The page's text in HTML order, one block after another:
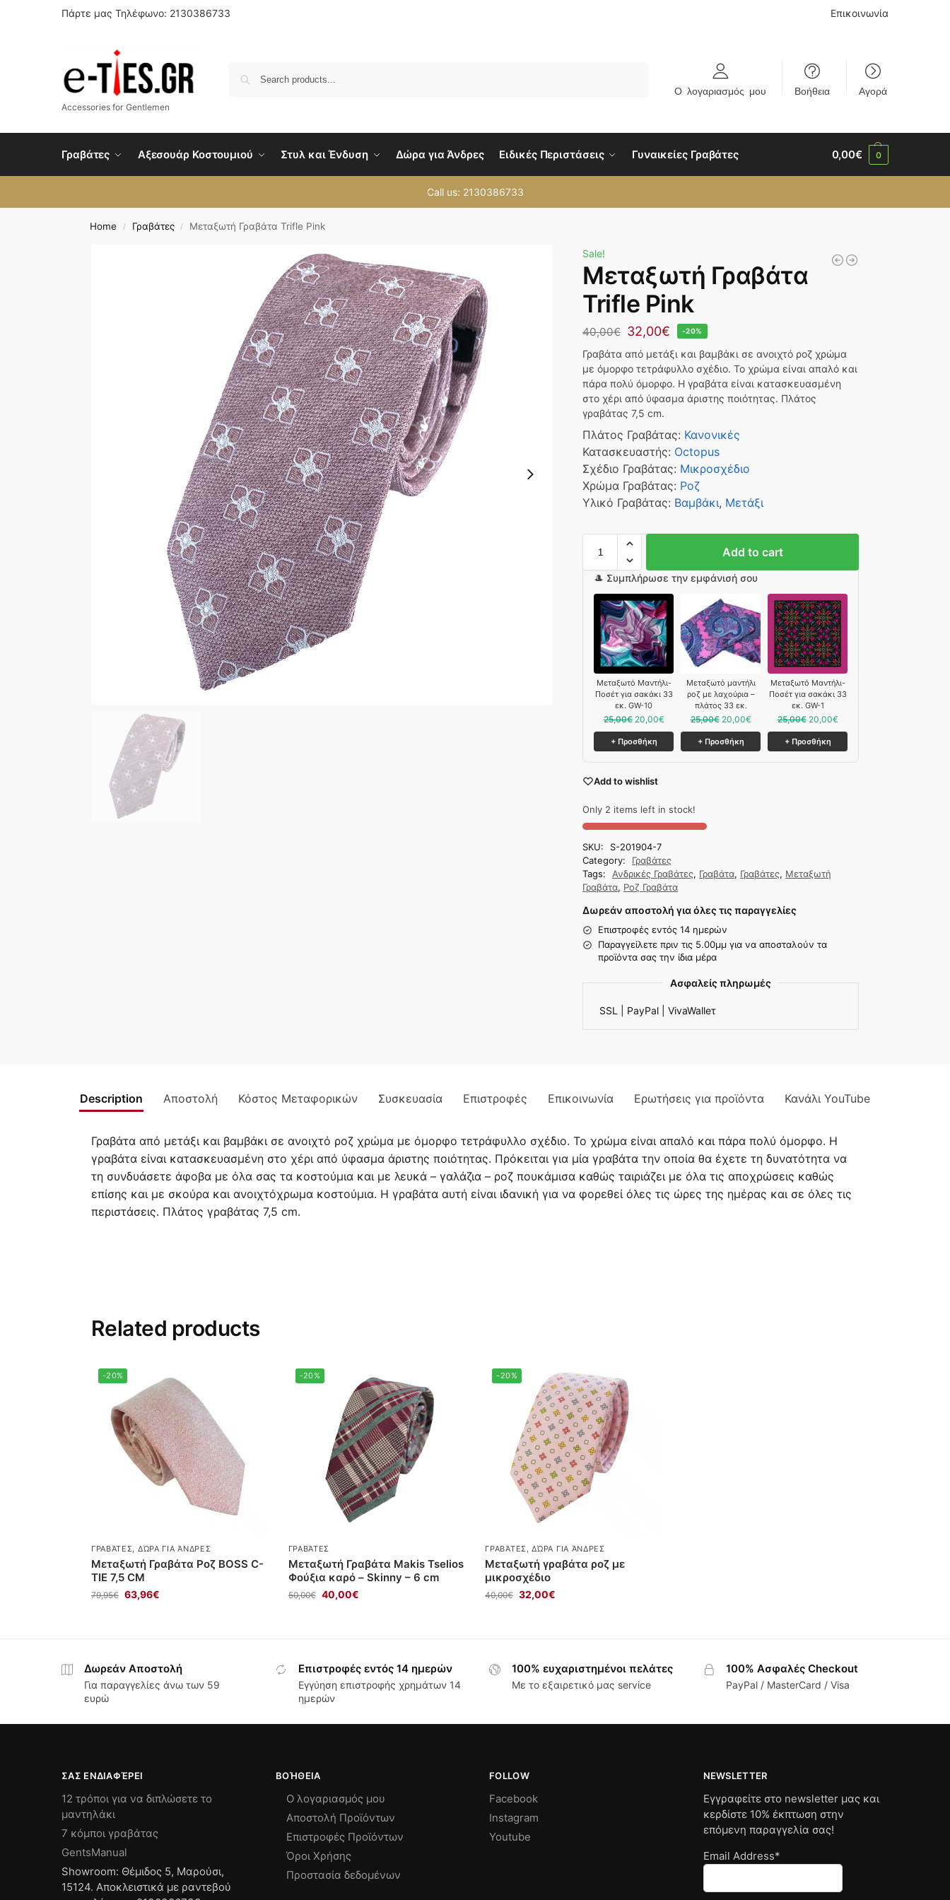
Πάρτε μας Τηλέφωνο: 2130386733 Επικοινωνία
Accessories for Gentlemen
Ο λογαριασμός μου Βοήθεια Αγορά
Γραβάτες Αξεσουάρ Κοστουμιού Στυλ και Ένδυση Δώρα για Άνδρες Ειδικές Περιστάσεις Γυναικείες Γραβάτες 0,00€ 0
Call us: 2130386733
Home / Γραβάτες / Μεταξωτή Γραβάτα Trifle Pink
Sale!
Μεταξωτή Γραβάτα
Trifle Pink
40,00€ 32,00€ -20%
Γραβάτα από μετάξι και βαμβάκι σε ανοιχτό ροζ χρώμα
με όμορφο τετράφυλλο σχέδιο. Το χρώμα είναι απαλό και
πάρα πολύ όμορφο. Η γραβάτα είναι κατασκευασμένη
στο χέρι από ύφασμα άριστης ποιότητας. Πλάτος
γραβάτας 7,5 cm.
Πλάτος Γραβάτας: Κανονικές
Κατασκευαστής: Octopus
Σχέδιο Γραβάτας: Μικροσχέδιο
Χρώμα Γραβάτας: Ροζ
Υλικό Γραβάτας: Βαμβάκι, Μετάξι
Add to cart
🎩 Συμπλήρωσε την εμφάνισή σου
Μεταξωτό Μαντήλι-
Ποσέτ για σακάκι 33
εκ. GW-10
25,00€ 20,00€
+ Προσθήκη
Μεταξωτό μαντήλι
ροζ με λαχούρια –
πλάτος 33 εκ.
25,00€ 20,00€
+ Προσθήκη
Μεταξωτό Μαντήλι-
Ποσέτ για σακάκι 33
εκ. GW-1
25,00€ 20,00€
+ Προσθήκη
Add to wishlist
Only 2 items left in stock!
SKU:
S-201904-7
Category:
Γραβάτες
Tags:
Ανδρικές Γραβάτες, Γραβάτα, Γραβάτες, Μεταξωτή
Γραβάτα, Ροζ Γραβάτα
Δωρεάν αποστολή για όλες τις παραγγελίες
Επιστροφές εντός 14 ημερών
Παραγγείλετε πριν τις 5.00μμ για να αποσταλούν τα
προϊόντα σας την ίδια μέρα
Ασφαλείς πληρωμές
SSL | PayPal | VivaWalleτ
Description Αποστολή Κόστος Μεταφορικών Συσκευασία Επιστροφές Επικοινωνία Ερωτήσεις για προϊόντα Κανάλι YouTube
Γραβάτα από μετάξι και βαμβάκι σε ανοιχτό ροζ χρώμα με όμορφο τετράφυλλο σχέδιο. Το χρώμα είναι απαλό και πάρα πολύ όμορφο. Η
γραβάτα είναι κατασκευασμένη στο χέρι από ύφασμα άριστης ποιότητας. Πρόκειται για μία γραβάτα την οποία θα έχετε τη δυνατότητα να
τη συνδυάσετε άφοβα με όλα σας τα κοστούμια και με λευκά – γαλάζια – ροζ πουκάμισα καθώς ταιριάζει με όλα τις αποχρώσεις καθώς
επίσης και με σκούρα και ανοιχτόχρωμα κοστούμια. Η γραβάτα αυτή είναι ιδανική για να φορεθεί όλες τις ώρες της ημέρας και σε όλες τις
περιστάσεις. Πλάτος γραβάτας 7,5 cm.
Related products
-20%
ΓΡΑΒΆΤΕΣ, ΔΏΡΑ ΓΙΑ ΆΝΔΡΕΣ
Μεταξωτή Γραβάτα Ροζ BOSS C-
ΤΙΕ 7,5 CΜ
79,95€ 63,96€
-20%
ΓΡΑΒΆΤΕΣ
Μεταξωτή Γραβάτα Makis Tselios
Φούξια καρό – Skinny – 6 cm
50,00€ 40,00€
-20%
ΓΡΑΒΆΤΕΣ,ΔΏΡΑ ΓΙΑ ΆΝΔΡΕΣ
Μεταξωτή γραβάτα ροζ με
μικροσχέδιο
40,00€ 32,00€
Δωρεάν Αποστολή
Για παραγγελίες άνω των 59
ευρώ
Επιστροφές εντός 14 ημερών
Εγγύηση επιστροφής χρημάτων 14
ημερών
100% ευχαριστημένοι πελάτες
Με το εξαιρετικό μας service
100% Ασφαλές Checkout
PayPal / MasterCard / Visa
ΣΑΣ ΕΝΔΙΑΦΈΡΕΙ
12 τρόποι για να διπλώσετε το
μαντηλάκι
7 κόμποι γραβάτας
GentsManual
Showroom: Θέμιδος 5, Μαρούσι,
15124. Αποκλειστικά με ραντεβού
ΒΟΉΘΕΙΑ
Ο λογαριασμός μου
Αποστολή Προϊόντων
Επιστροφές Προϊόντων
Όροι Χρήσης
Προστασία δεδομένων
FOLLOW
Facebook
Instagram
Youtube
NEWSLETTER
Εγγραφείτε στο newsletter μας και
κερδίστε 10% έκπτωση στην
επόμενη παραγγελία σας!
Email Address*